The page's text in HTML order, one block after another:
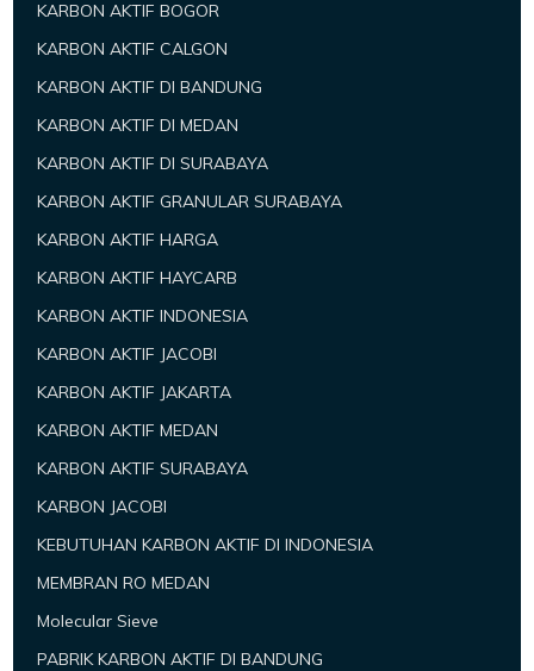
KARBON AKTIF BOGOR
KARBON AKTIF CALGON
KARBON AKTIF DI BANDUNG
KARBON AKTIF DI MEDAN
KARBON AKTIF DI SURABAYA
KARBON AKTIF GRANULAR SURABAYA
KARBON AKTIF HARGA
KARBON AKTIF HAYCARB
KARBON AKTIF INDONESIA
KARBON AKTIF JACOBI
KARBON AKTIF JAKARTA
KARBON AKTIF MEDAN
KARBON AKTIF SURABAYA
KARBON JACOBI
KEBUTUHAN KARBON AKTIF DI INDONESIA
MEMBRAN RO MEDAN
Molecular Sieve
PABRIK KARBON AKTIF DI BANDUNG